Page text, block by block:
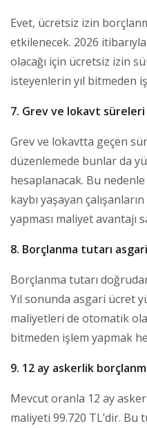
Evet, ücretsiz izin
etkilenecek. 2026
olacağı için ücretsiz izin
isteyenlerin yıl bitmeden
7. Grev ve lokavt süreleri
Grev ve lokavtta geçen
düzenlemede bunlar da
hesaplanacak. Bu
kaybı yaşayan
yapması maliyet avantajı
8. Borçlanma tutarı
Borçlanma tutarı
Yıl sonunda asgari ücret
maliyetleri de otomatik
bitmeden işlem yapmak
9. 12 ay askerlik
Mevcut oranla 12 ay
maliyeti 99.720 TL’dir.